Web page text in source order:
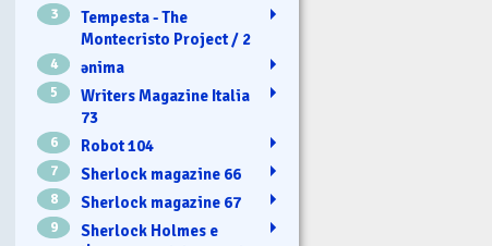
3
Tempesta - The
Montecristo Project / 2
4 ənima
5
Writers Magazine Italia
73
6 Robot 104
7 Sherlock magazine 66
8 Sherlock magazine 67
9
Sherlock Holmes e